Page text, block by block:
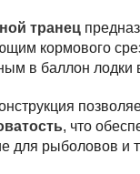
транец
кормового
в баллон лодки
, что
для рыболовов и